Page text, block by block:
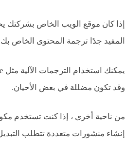
إذا كان موقع الويب الخاص بشركتك
المفيد جدًا ترجمة المحتوى الخاص
وقد تكون مضللة في بعض الأحيان.
إنشاء منشورات متعددة تتطلب